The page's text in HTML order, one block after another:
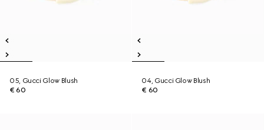
05, Gucci Glow Blush
€ 60
04, Gucci Glow Blush
€ 60